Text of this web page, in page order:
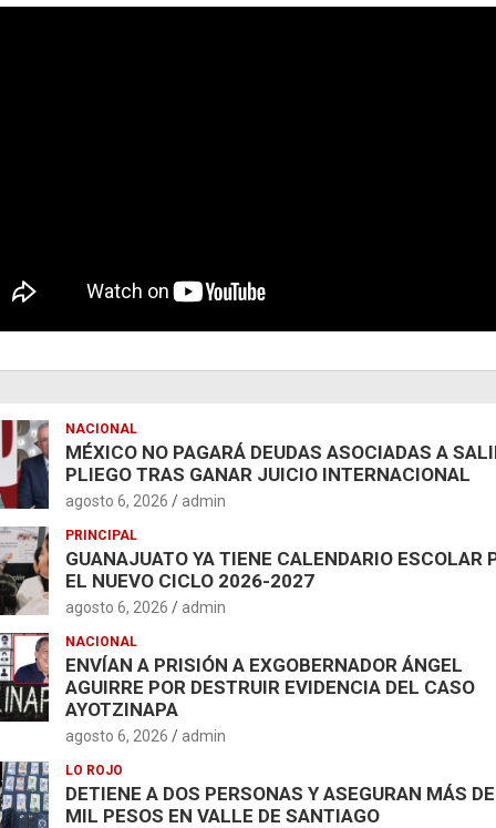
NACIONAL
MÉXICO NO PAGARÁ DEUDAS ASOCIADAS A
PLIEGO TRAS GANAR JUICIO INTERNACIONAL
agosto 6, 2026 admin
PRINCIPAL
GUANAJUATO YA TIENE CALENDARIO ESCOLAR
EL NUEVO CICLO 2026-2027
agosto 6, 2026 admin
NACIONAL
ENVÍAN A PRISIÓN A EXGOBERNADOR ÁNGEL
AGUIRRE POR DESTRUIR EVIDENCIA DEL CASO
AYOTZINAPA
agosto 6, 2026 admin
LO ROJO
DETIENE A DOS PERSONAS Y ASEGURAN MÁS
MIL PESOS EN VALLE DE SANTIAGO